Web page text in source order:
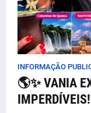
INFORMAÇÃO
🌎✨ VANIA